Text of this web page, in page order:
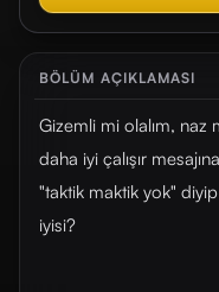
BÖLÜM AÇIKLAMASI
Gizemli mi olalım, naz
daha iyi çalışır
"taktik maktik yok"
iyisi?